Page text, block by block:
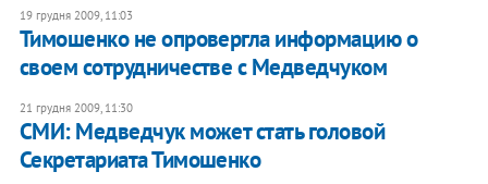
19 грудня 2009, 11:03
Тимошенко не опровергла информацию о
своем сотрудничестве с Медведчуком
21 грудня 2009, 11:30
СМИ: Медведчук может стать головой
Секретариата Тимошенко